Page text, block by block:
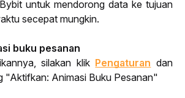
untuk mendorong data ke tujuan
secepat mungkin.
buku pesanan
silakan klik Pengaturan dan
"Aktifkan: Animasi Buku Pesanan"